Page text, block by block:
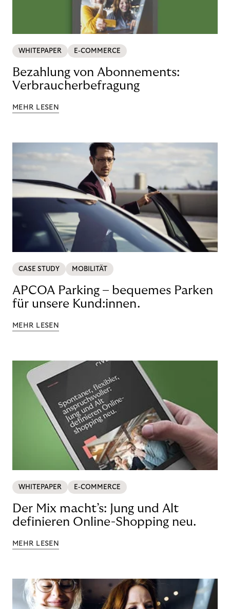
WHITEPAPER E-COMMERCE
Bezahlung von Abonnements:
Verbraucherbefragung
MEHR LESEN
CASE STUDY MOBILITÄT
APCOA Parking – bequemes Parken
für unsere Kund:innen.
MEHR LESEN
WHITEPAPER E-COMMERCE
Der Mix macht’s: Jung und Alt
definieren Online-Shopping neu.
MEHR LESEN